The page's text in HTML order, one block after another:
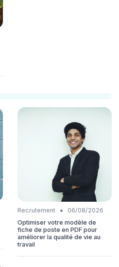
Recrutement •
06/08/2026
Optimiser votre modèle de
fiche de poste en PDF pour
améliorer la qualité de vie au
travail